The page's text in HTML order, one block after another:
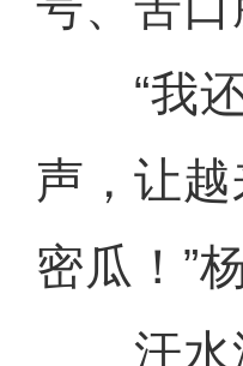
“我还
声，让
密瓜！”
汗水滴